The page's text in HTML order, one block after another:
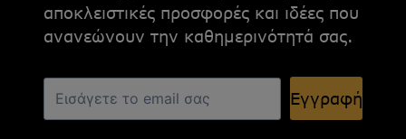
αποκλειστικές προσφορές και ιδέες που
ανανεώνουν την καθημερινότητά σας.
Εγγραφή